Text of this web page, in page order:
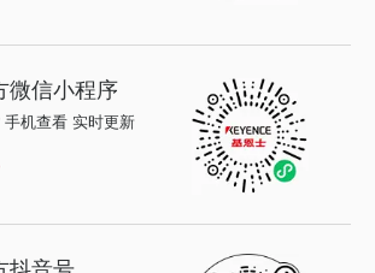
微信小程序
机查看 实时更新